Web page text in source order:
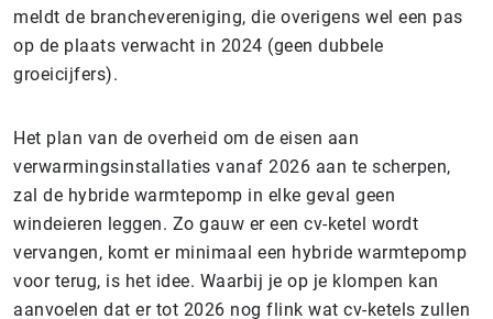
meldt de branchevereniging, die overigens wel een pas
op de plaats verwacht in 2024 (geen dubbele
groeicijfers).
Het plan van de overheid om de eisen aan
verwarmingsinstallaties vanaf 2026 aan te scherpen,
zal de hybride warmtepomp in elke geval geen
windeieren leggen. Zo gauw er een cv-ketel wordt
vervangen, komt er minimaal een hybride warmtepomp
voor terug, is het idee. Waarbij je op je klompen kan
aanvoelen dat er tot 2026 nog flink wat cv-ketels zullen